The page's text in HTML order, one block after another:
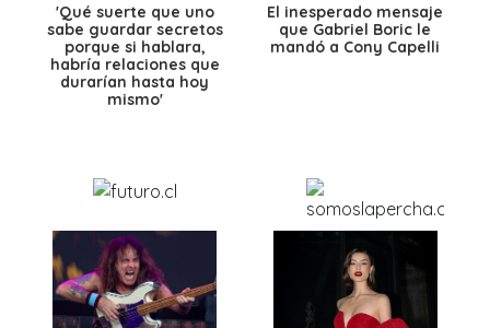
'Qué suerte que uno
sabe guardar secretos
porque si hablara,
habría relaciones que
durarían hasta hoy
mismo'
El inesperado mensaje
que Gabriel Boric le
mandó a Cony Capelli